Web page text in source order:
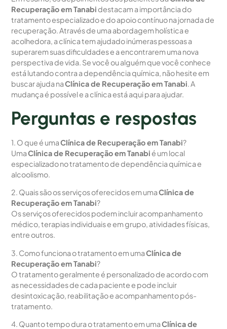
Recuperação em Tanabi destacam a importância do
tratamento especializado e do apoio contínuo na jornada de
recuperação. Através de uma abordagem holística e
acolhedora, a clínica tem ajudado inúmeras pessoas a
superarem suas dificuldades e a encontrarem uma nova
perspectiva de vida. Se você ou alguém que você conhece
está lutando contra a dependência química, não hesite em
buscar ajuda naClínica de Recuperação em Tanabi. A
mudança é possível e a clínica está aqui para ajudar.
Perguntas e respostas
1. O que é umaClínica de Recuperação em Tanabi?
UmaClínica de Recuperação em Tanabi é um local
especializado no tratamento de dependência química e
alcoolismo.
2. Quais são os serviços oferecidos em umaClínica de
Recuperação em Tanabi?
Os serviços oferecidos podem incluir acompanhamento
médico, terapias individuais e em grupo, atividades físicas,
entre outros.
3. Como funciona o tratamento em umaClínica de
Recuperação em Tanabi?
O tratamento geralmente é personalizado de acordo com
as necessidades de cada paciente e pode incluir
desintoxicação, reabilitação e acompanhamento pós-
tratamento.
4. Quanto tempo dura o tratamento em umaClínica de